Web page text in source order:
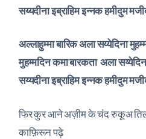
सय्यदीना इब्राहिम इन्नक हमीदुम
अल्लाहुम्मा बारिक अला सय्येदिना
मुहम्मदिन कमा बारकता अला
सय्यदीना इब्राहिम इन्नक हमीदुम
फिर कुर आने अज़ीम के चंद रुकूअ
काफ़िरून पढ़े